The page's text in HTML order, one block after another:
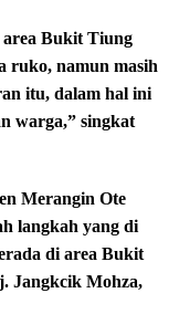
area Bukit Tiung
ruko, namun masih
itu, dalam hal ini
warga,” singkat
Merangin Ote
langkah yang di
di area Bukit
Jangkcik Mohza,